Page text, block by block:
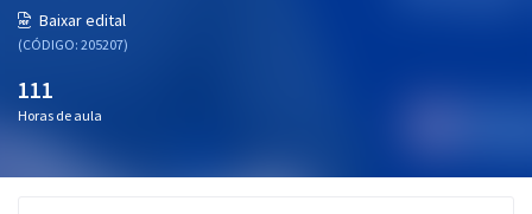
Baixar edital
(CÓDIGO: 205207)
111
Horas de aula